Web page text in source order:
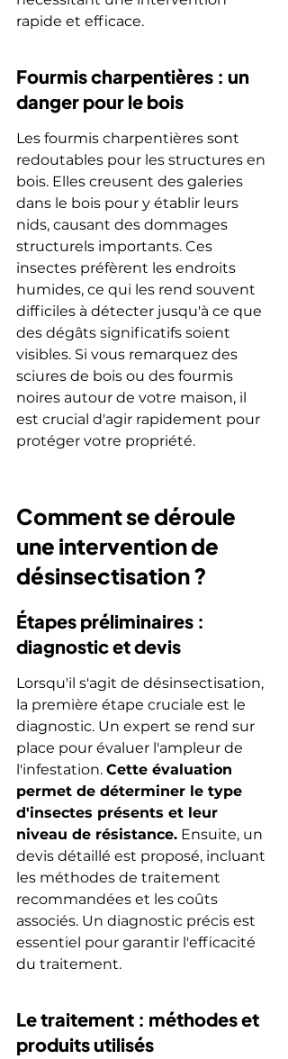
rapide et efficace.
Fourmis charpentières : un
danger pour le bois
Les fourmis charpentières sont
redoutables pour les structures en
bois. Elles creusent des galeries
dans le bois pour y établir leurs
nids, causant des dommages
structurels importants. Ces
insectes préfèrent les endroits
humides, ce qui les rend souvent
difficiles à détecter jusqu'à ce que
des dégâts significatifs soient
visibles. Si vous remarquez des
sciures de bois ou des fourmis
noires autour de votre maison, il
est crucial d'agir rapidement pour
protéger votre propriété.
Comment se déroule
une intervention de
désinsectisation ?
Étapes préliminaires :
diagnostic et devis
Lorsqu'il s'agit de désinsectisation,
la première étape cruciale est le
diagnostic. Un expert se rend sur
place pour évaluer l'ampleur de
l'infestation. Cette évaluation
permet de déterminer le type
d'insectes présents et leur
niveau de résistance. Ensuite, un
devis détaillé est proposé, incluant
les méthodes de traitement
recommandées et les coûts
associés. Un diagnostic précis est
essentiel pour garantir l'efficacité
du traitement.
Le traitement : méthodes et
produits utilisés